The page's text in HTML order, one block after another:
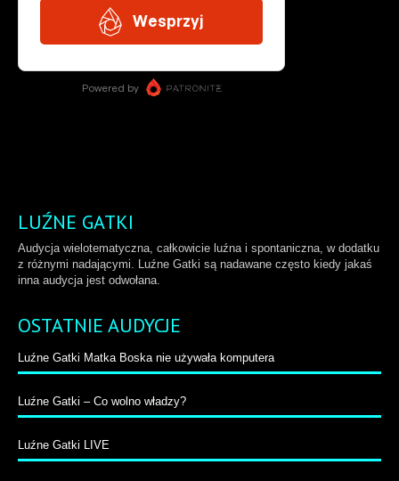
LUŹNE GATKI
Audycja wielotematyczna, całkowicie luźna i spontaniczna, w dodatku
z różnymi nadającymi. Luźne Gatki są nadawane często kiedy jakaś
inna audycja jest odwołana.
OSTATNIE AUDYCJE
Luźne Gatki Matka Boska nie używała komputera
Luźne Gatki – Co wolno władzy?
Luźne Gatki LIVE